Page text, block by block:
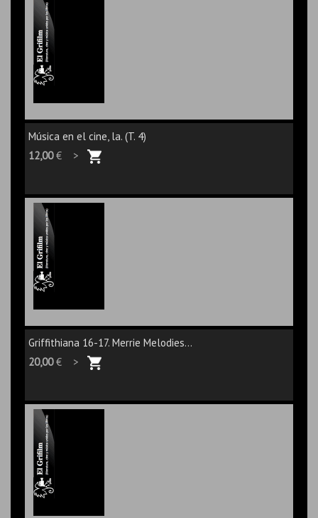
Música en el cine, la. (T. 4)
12,00€ >
Griffithiana 16-17. Merrie Melodies...
20,00€ >